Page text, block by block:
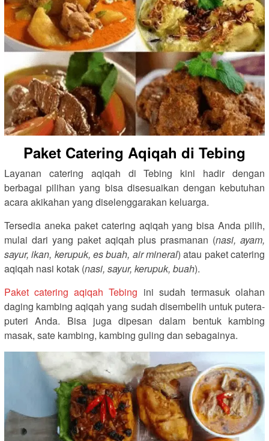
Paket Catering Aqiqah di Tebing
Layanan catering aqiqah di Tebing kini hadir dengan
berbagai pilihan yang bisa disesuaikan dengan kebutuhan
acara akikahan yang diselenggarakan keluarga.
Tersedia aneka paket catering aqiqah yang bisa Anda pilih,
mulai dari yang paket aqiqah plus prasmanan (nasi, ayam,
sayur, ikan, kerupuk, es buah, air mineral) atau paket catering
aqiqah nasi kotak (nasi, sayur, kerupuk, buah).
Paket catering aqiqah Tebing ini sudah termasuk olahan
daging kambing aqiqah yang sudah disembelih untuk putera-
puteri Anda. Bisa juga dipesan dalam bentuk kambing
masak, sate kambing, kambing guling dan sebagainya.